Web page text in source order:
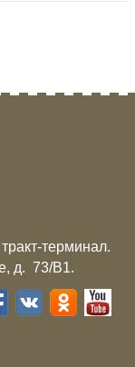
терминал.
д. 73/B1.